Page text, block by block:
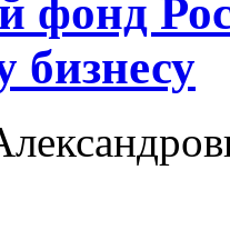
фонд
бизнесу